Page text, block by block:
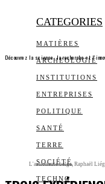
CATEGORIES
MATIÈRES
ARCHEOLOGIE
INSTITUTIONS
ENTREPRISES
POLITIQUE
SANTÉ
TERRE
SOCIÉTÉ
TECHNO
Découvrez la science, la recherche et
L'astronaute belge, Raphaël